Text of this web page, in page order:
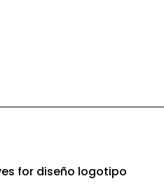
for diseño logotipo